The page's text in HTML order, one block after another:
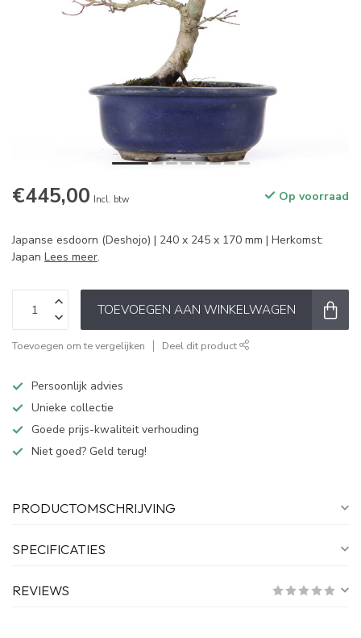
€445,00 Incl. btw Op voorraad
Japanse esdoorn (Deshojo) | 240 x 245 x 170 mm | Herkomst:
Japan Lees meer.
TOEVOEGEN AAN WINKELWAGEN
Toevoegen om te vergelijken Deel dit product
Persoonlijk advies
Unieke collectie
Goede prijs-kwaliteit verhouding
Niet goed? Geld terug!
PRODUCTOMSCHRIJVING
SPECIFICATIES
REVIEWS